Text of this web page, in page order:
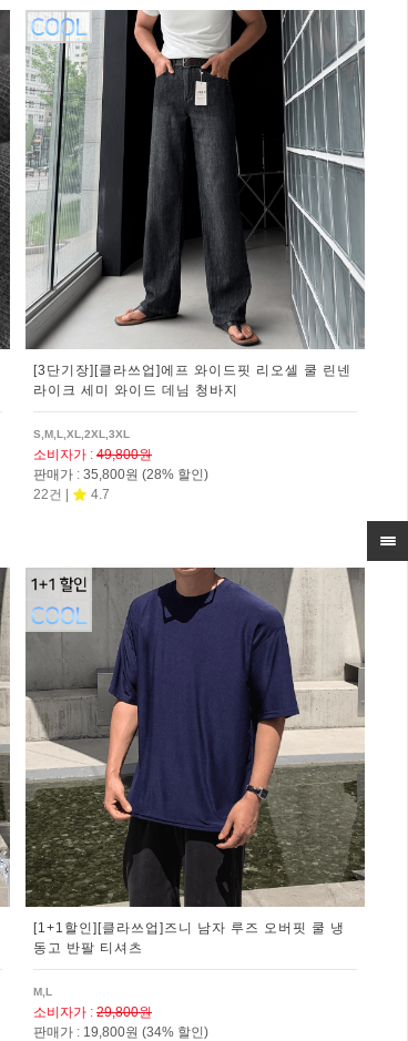
[3단기장][클라쓰업]에프 와이드핏 리오셀 쿨 린넨
라이크 세미 와이드 데님 청바지
S,M,L,XL,2XL,3XL
소비자가 : 49,800원
판매가 : 35,800원 (28% 할인)
22건 |
4.7
[1+1할인][클라쓰업]즈니 남자 루즈 오버핏 쿨 냉
동고 반팔 티셔츠
M,L
소비자가 : 29,800원
판매가 : 19,800원 (34% 할인)